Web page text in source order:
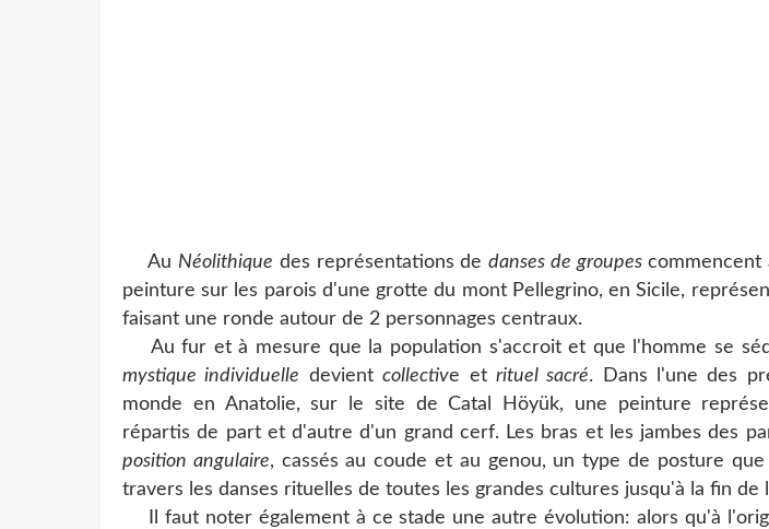
Au Néolithique des représentations dedanses de groupescommencent
peinture sur les parois d'une grotte du mont Pellegrino, en Sicile,
faisant une ronde autour de 2 personnages centraux.
Au fur et à mesure que la population s'accroit et que l'homme se
mystique individuelle devientcollective et rituel sacré. Dans l'une des
monde en Anatolie, sur le site de Catal Höyük, une peinture
répartis de part et d'autre d'un grand cerf. Les bras et les jambes des
position angulaire, cassés au coude et au genou, un type de posture
travers les danses rituelles de toutes les grandes cultures jusqu'à la fin de
Il faut noter également à ce stade une autre évolution: alors qu'à